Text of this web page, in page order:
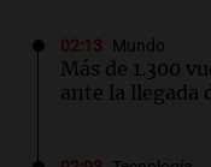
02:13 Mundo
Más de 1.300
ante la llegada